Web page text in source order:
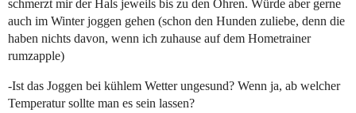
schmerzt mir der Hals jeweils bis zu den Ohren. Würde aber gerne
auch im Winter joggen gehen (schon den Hunden zuliebe, denn die
haben nichts davon, wenn ich zuhause auf dem Hometrainer
rumzapple)
-Ist das Joggen bei kühlem Wetter ungesund? Wenn ja, ab welcher
Temperatur sollte man es sein lassen?